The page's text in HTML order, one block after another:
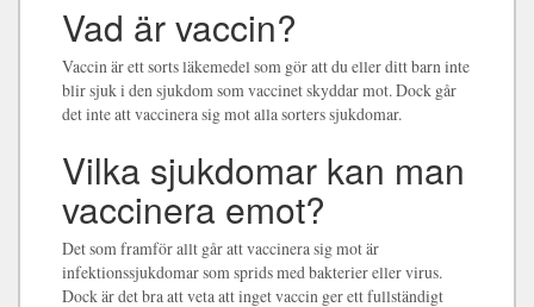
Vad är vaccin?
Vaccin är ett sorts läkemedel som gör att du eller ditt barn inte
blir sjuk i den sjukdom som vaccinet skyddar mot. Dock går
det inte att vaccinera sig mot alla sorters sjukdomar.
Vilka sjukdomar kan man
vaccinera emot?
Det som framför allt går att vaccinera sig mot är
infektionssjukdomar som sprids med bakterier eller virus.
Dock är det bra att veta att inget vaccin ger ett fullständigt